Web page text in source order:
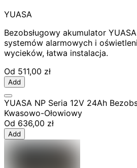
YUASA
Bezobsługowy akumulator
systemów alarmowych i
wycieków, łatwa instalacja.
Od 511,00 zł
Add
YUASA NP Seria 12V 24Ah
Kwasowo-Ołowiowy
Od 636,00 zł
Add